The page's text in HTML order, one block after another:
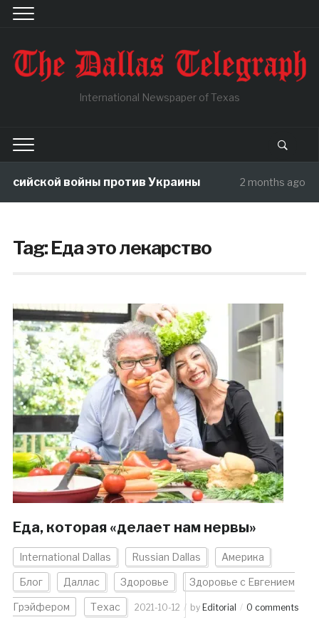
International Newspaper of Texas
войны против Украины 2 months ago
Tag:Еда это лекарство
Еда, которая «делает нам нервы»
International Dallas Russian Dallas Америка
Блог Даллас Здоровье Здоровье с Евгением
Грэйфером Техас 2021-10-12 by Editorial 0 comments